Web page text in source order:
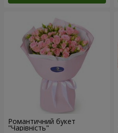
Романтичний букет
"Чарівність"